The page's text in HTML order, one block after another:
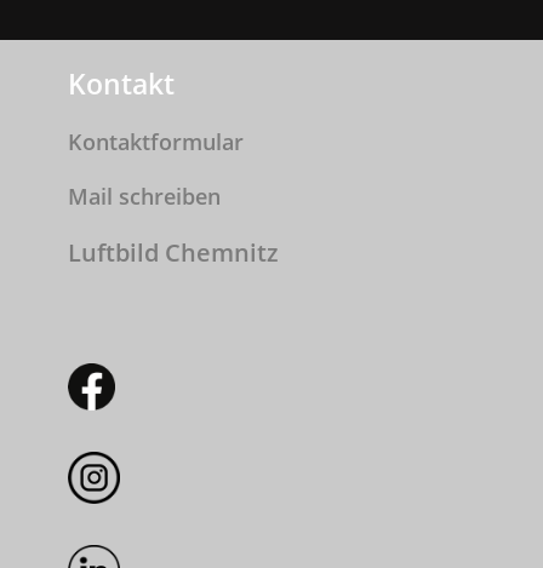
Kontakt
Kontaktformular
Mail schreiben
Luftbild Chemnitz